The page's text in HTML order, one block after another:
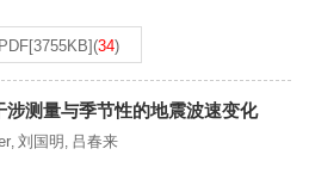
PDF[3755KB](34)
测量与季节性的地震波速变化
, 刘国明 , 吕春来